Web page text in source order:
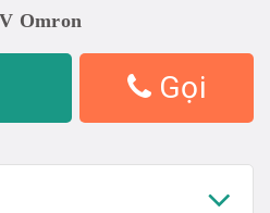
Omron
Gọi